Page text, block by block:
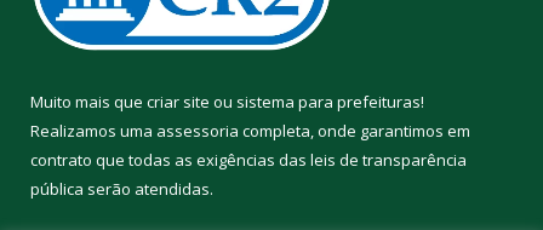
Muito mais que criar site ou sistema para prefeituras!
Realizamos uma assessoria completa, onde garantimos em
contrato que todas as exigências das leis de transparência
pública serão atendidas.